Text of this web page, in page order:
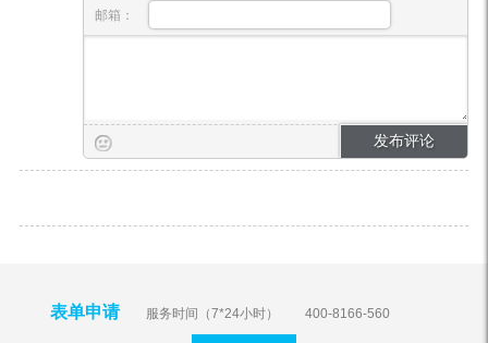
邮箱：
表单申请 服务时间（7*24小时） 400-8166-560